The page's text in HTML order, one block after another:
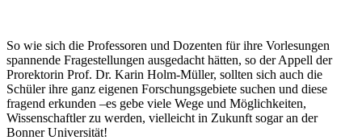
So wie sich die Professoren und Dozenten für ihre Vorlesungen
spannende Fragestellungen ausgedacht hätten, so der Appell der
Prorektorin Prof. Dr. Karin Holm-Müller, sollten sich auch die
Schüler ihre ganz eigenen Forschungsgebiete suchen und diese
fragend erkunden –es gebe viele Wege und Möglichkeiten,
Wissenschaftler zu werden, vielleicht in Zukunft sogar an der
Bonner Universität!